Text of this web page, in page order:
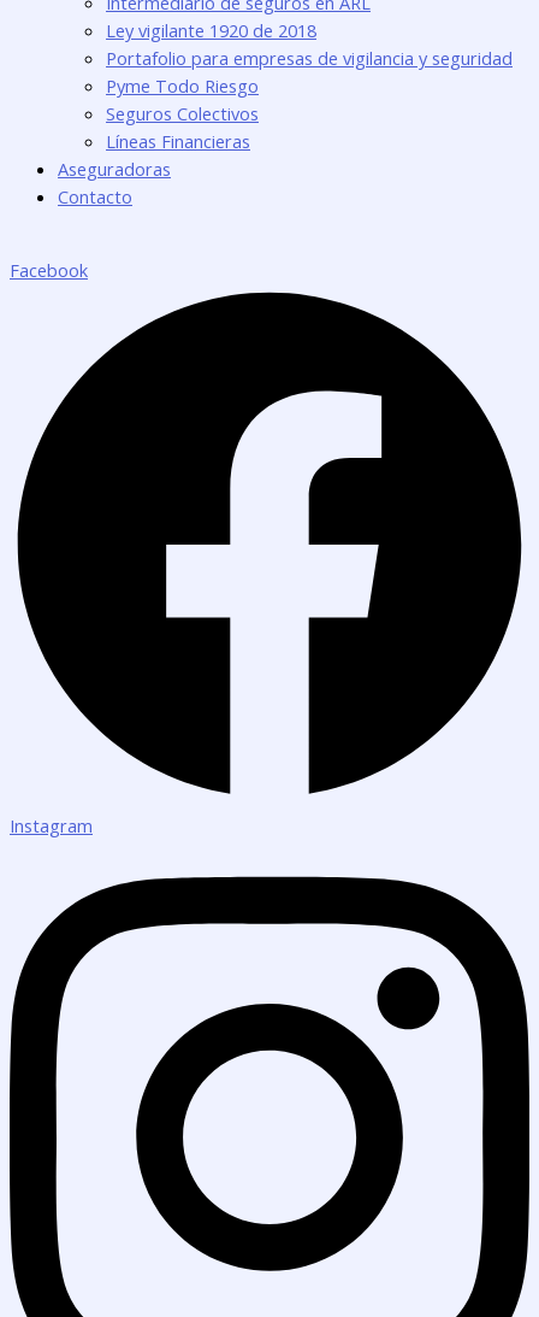
Ley vigilante 1920 de 2018
Portafolio para empresas de vigilancia y seguridad
Pyme Todo Riesgo
Seguros Colectivos
Líneas Financieras
Aseguradoras
Contacto
Facebook
Instagram